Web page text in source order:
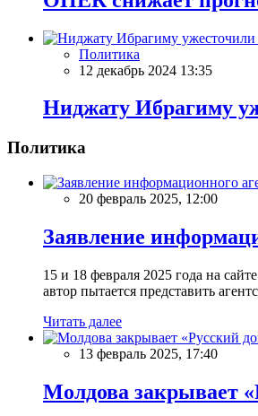
Политика
12 декабрь 2024 13:35
Ниджату Ибрагиму
Политика
20 февраль 2025, 12:00
Заявление
15 и 18 февраля 2025 года на
автор пытается представить
Читать далее
13 февраль 2025, 17:40
Молдова закрывает